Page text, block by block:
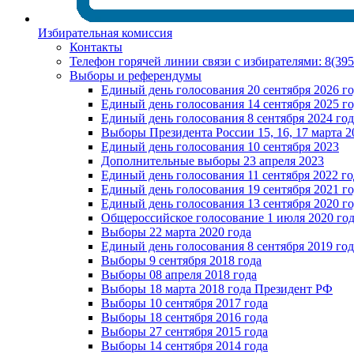
Избирательная комиссия
Контакты
Телефон горячей линии связи с избирателями:
Выборы и референдумы
Единый день голосования 20 сентября 2026
Единый день голосования 14 сентября 2025
Единый день голосования 8 сентября 2024
Выборы Президента России 15, 16, 17 марта
Единый день голосования 10 сентября 2023
Дополнительные выборы 23 апреля 2023
Единый день голосования 11 сентября 2022
Единый день голосования 19 сентября 2021
Единый день голосования 13 сентября 2020
Общероссийское голосование 1 июля 2020
Выборы 22 марта 2020 года
Единый день голосования 8 сентября 2019
Выборы 9 сентября 2018 года
Выборы 08 апреля 2018 года
Выборы 18 марта 2018 года Президент РФ
Выборы 10 сентября 2017 года
Выборы 18 сентября 2016 года
Выборы 27 сентября 2015 года
Выборы 14 сентября 2014 года